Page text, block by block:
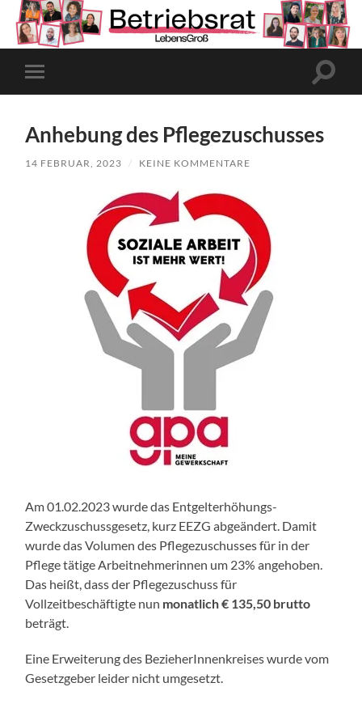
Mobile-
Menü
Anhebung des Pflegezuschusses
14 FEBRUAR, 2023 / KEINE KOMMENTARE
Am 01.02.2023 wurde das Entgelterhöhungs-
Zweckzuschussgesetz, kurz EEZG abgeändert. Damit
wurde das Volumen des Pflegezuschusses für in der
Pflege tätige Arbeitnehmerinnen um 23% angehoben.
Das heißt, dass der Pflegezuschuss für
Vollzeitbeschäftigte nun monatlich € 135,50 brutto
beträgt.
Eine Erweiterung des BezieherInnenkreises wurde vom
Gesetzgeber leider nicht umgesetzt.